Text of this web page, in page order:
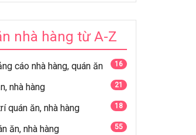
nhà hàng từ A-Z
cáo nhà hàng, quán ăn 16
nhà hàng 21
quán ăn, nhà hàng 18
ăn, nhà hàng 55